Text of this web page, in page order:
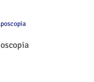
Leer Más